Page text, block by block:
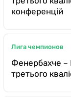
конференцій
Лига чемпионов
Фенербахче –
третього